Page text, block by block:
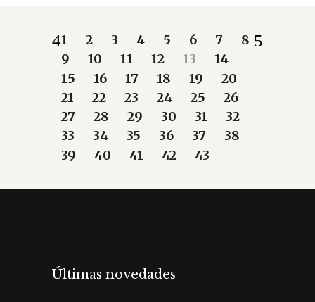
1 2 3 4 5 6 7
8
9
10 11 12 13
14
15
16 17 18 19
20
21
22 23 24 25
26
27
28 29 30 31
32
33
34 35 36 37
38
39
40 41 42 43
Últimas novedades